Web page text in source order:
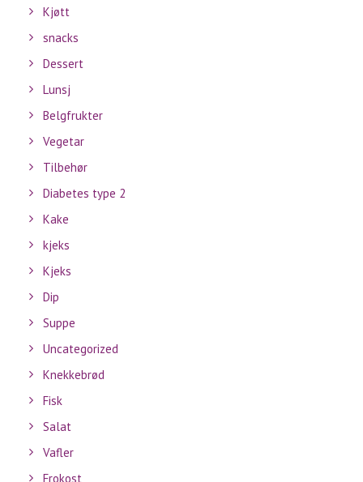
Kjøtt
snacks
Dessert
Lunsj
Belgfrukter
Vegetar
Tilbehør
Diabetes type 2
Kake
kjeks
Kjeks
Dip
Suppe
Uncategorized
Knekkebrød
Fisk
Salat
Vafler
Frokost